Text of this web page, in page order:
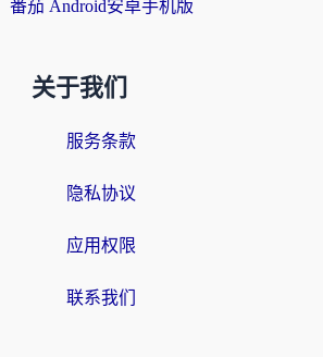
番茄 Android安卓手机版
关于我们
服务条款
隐私协议
应用权限
联系我们